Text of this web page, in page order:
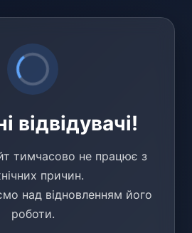
відвідувачі!
тимчасово не працює з
причин.
над відновленням його
роботи.